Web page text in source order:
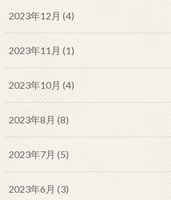
2023年12月 (4)
2023年11月 (1)
2023年10月 (4)
2023年8月 (8)
2023年7月 (5)
2023年6月 (3)